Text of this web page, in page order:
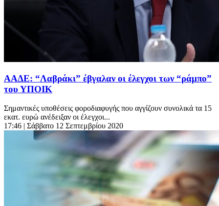
ΑΑΔΕ: “Λαβράκι” έβγαλαν οι έλεγχοι των “ράμπο”
του ΥΠΟΙΚ
Σημαντικές υποθέσεις φοροδιαφυγής που αγγίζουν συνολικά τα 15
εκατ. ευρώ ανέδειξαν οι έλεγχοι...
17:46 | Σάββατο 12 Σεπτεμβρίου 2020